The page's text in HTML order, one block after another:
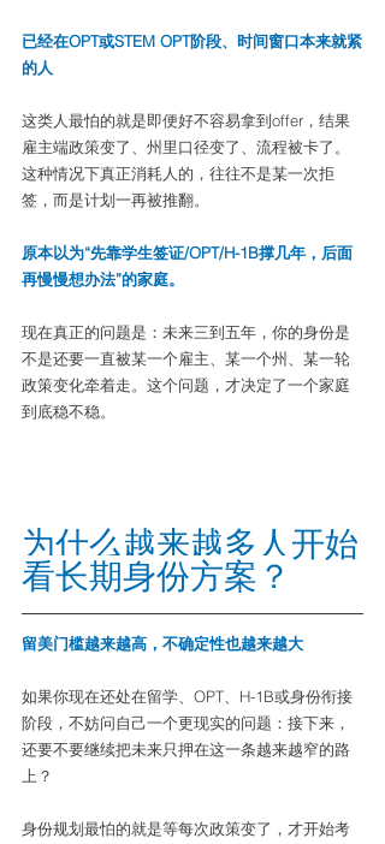
已经在OPT或STEM OPT阶段、时间窗口本来就紧
的人
这类人最怕的就是即便好不容易拿到offer，结果
雇主端政策变了、州里口径变了、流程被卡了。
这种情况下真正消耗人的，往往不是某一次拒
签，而是计划一再被推翻。
原本以为“先靠学生签证/OPT/H-1B撑几年，后面
再慢慢想办法”的家庭。
现在真正的问题是：未来三到五年，你的身份是
不是还要一直被某一个雇主、某一个州、某一轮
政策变化牵着走。这个问题，才决定了一个家庭
到底稳不稳。
为什么越来越多人开始
看长期身份方案？
留美门槛越来越高，不确定性也越来越大
如果你现在还处在留学、OPT、H-1B或身份衔接
阶段，不妨问自己一个更现实的问题：接下来，
还要不要继续把未来只押在这一条越来越窄的路
上？
身份规划最怕的就是等每次政策变了，才开始考